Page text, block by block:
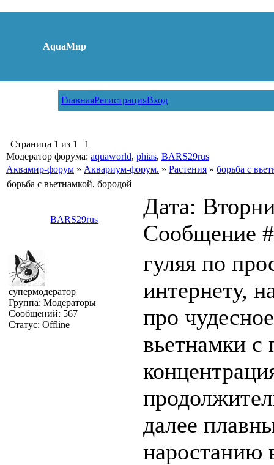
AquaМир
ГлавнаяРегистрацияВход
Страница 1 из 1
1
Модератор форума: aquaworld, phias, BARS29rus
Аквамир-форум » Аквариум-форум. » Растения » борьба с
борьба с вьетнамкой, бородой
BARS29rus
Дата:
Сообщение
супермодератор
Группа: Модераторы
Сообщений: 567
Статус: Offline
гуляя по
интернету,
про
вьетнамки
далее
наростанию